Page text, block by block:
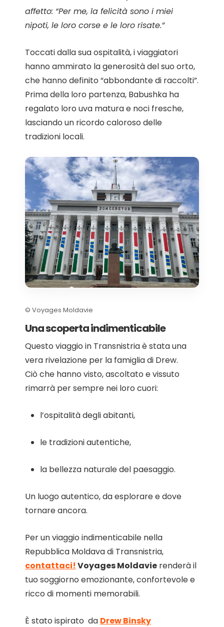
affetto: “Per me, la felicità sono i miei
nipoti, le loro corse e le loro risate.”
Toccati dalla sua ospitalità, i viaggiatori
hanno ammirato la generosità del suo orto,
che hanno definito “abbondante di raccolti”.
Prima della loro partenza, Babushka ha
regalato loro uva matura e noci fresche,
lasciando un ricordo caloroso delle
tradizioni locali.
© Voyages Moldavie
Una scoperta indimenticabile
Questo viaggio in Transnistria è stata una
vera rivelazione per la famiglia di Drew.
Ciò che hanno visto, ascoltato e vissuto
rimarrà per sempre nei loro cuori:
l’ospitalità degli abitanti,
le tradizioni autentiche,
la bellezza naturale del paesaggio.
Un luogo autentico, da esplorare e dove
tornare ancora.
Per un viaggio indimenticabile nella
Repubblica Moldava di Transnistria,
contattaci! Voyages Moldavie renderà il
tuo soggiorno emozionante, confortevole e
ricco di momenti memorabili.
È stato ispirato da Drew Binsky